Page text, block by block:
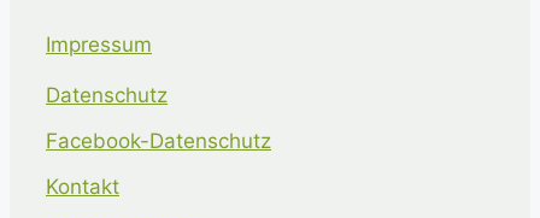
Impressum
Datenschutz
Facebook-Datenschutz
Kontakt